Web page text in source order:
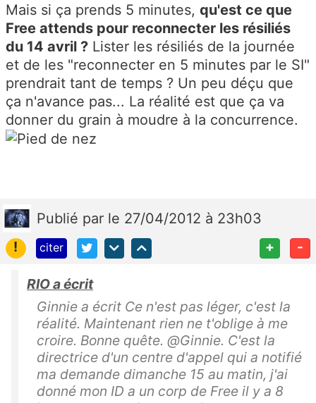
Mais si ça prends 5 minutes, qu'est ce que
Free attends pour reconnecter les résiliés
du 14 avril ? Lister les résiliés de la journée
et de les "reconnecter en 5 minutes par le SI"
prendrait tant de temps ? Un peu déçu que
ça n'avance pas... La réalité est que ça va
donner du grain à moudre à la concurrence.
Publié par le 27/04/2012 à 23h03
!
citer + -
RIO a écrit
Ginnie a écrit Ce n'est pas léger, c'est la
réalité. Maintenant rien ne t'oblige à me
croire. Bonne quête. @Ginnie. C'est la
directrice d'un centre d'appel qui a notifié
ma demande dimanche 15 au matin, j'ai
donné mon ID a un corp de Free il y a 8